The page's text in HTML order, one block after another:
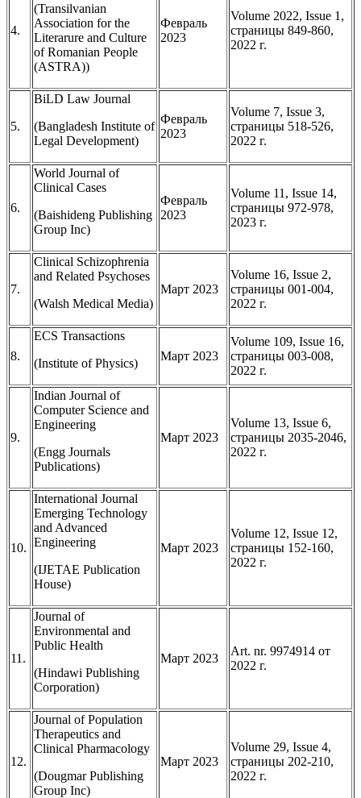
4.
(Transilvanian
Association for the
Literarure and Culture
of Romanian People
(ASTRA))
Февраль
2023
Volume 2022, Issue 1,
страницы 849-860,
2022 г.
5.
BiLD Law Journal
(Bangladesh Institute of
Legal Development)
Февраль
2023
Volume 7, Issue 3,
страницы 518-526,
2022 г.
6.
World Journal of
Clinical Cases
(Baishideng Publishing
Group Inc)
Февраль
2023
Volume 11, Issue 14,
страницы 972-978,
2023 г.
7.
Clinical Schizophrenia
and Related Psychoses
(Walsh Medical Media)
Март 2023
Volume 16, Issue 2,
страницы 001-004,
2022 г.
8.
ECS Transactions
(Institute of Physics)
Март 2023
Volume 109, Issue 16,
страницы 003-008,
2022 г.
9.
Indian Journal of
Computer Science and
Engineering
(Engg Journals
Publications)
Март 2023
Volume 13, Issue 6,
страницы 2035-2046,
2022 г.
10.
International Journal
Emerging Technology
and Advanced
Engineering
(IJETAE Publication
House)
Март 2023
Volume 12, Issue 12,
страницы 152-160,
2022 г.
11.
Journal of
Environmental and
Public Health
(Hindawi Publishing
Corporation)
Март 2023
Art. nr. 9974914 от
2022 г.
12.
Journal of Population
Therapeutics and
Clinical Pharmacology
(Dougmar Publishing
Group Inc)
Март 2023
Volume 29, Issue 4,
страницы 202-210,
2022 г.